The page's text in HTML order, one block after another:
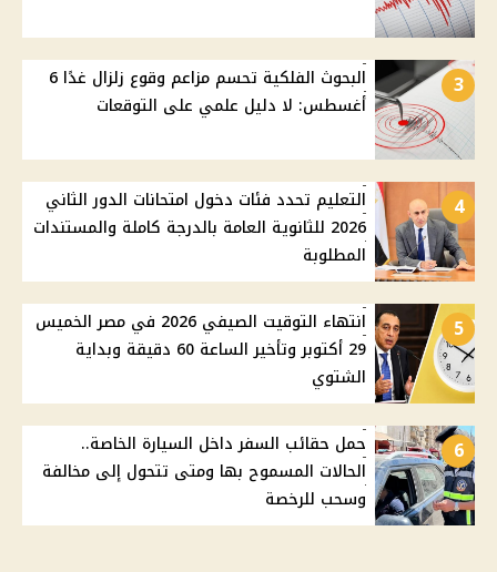
3
البحوث الفلكية تحسم مزاعم وقوع زلزال غدًا 6
أغسطس: لا دليل علمي على التوقعات
4
التعليم تحدد فئات دخول امتحانات الدور الثاني
2026 للثانوية العامة بالدرجة كاملة والمستندات
المطلوبة
5
انتهاء التوقيت الصيفي 2026 في مصر الخميس
29 أكتوبر وتأخير الساعة 60 دقيقة وبداية
الشتوي
6
حمل حقائب السفر داخل السيارة الخاصة..
الحالات المسموح بها ومتى تتحول إلى مخالفة
وسحب للرخصة